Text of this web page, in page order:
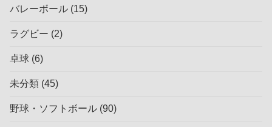
バレーボール (15)
ラグビー (2)
卓球 (6)
未分類 (45)
野球・ソフトボール (90)